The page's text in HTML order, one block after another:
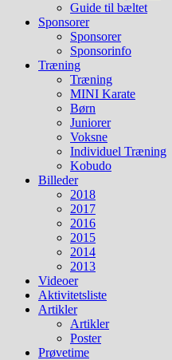
Guide til bæltet
Sponsorer
Sponsorer
Sponsorinfo
Træning
Træning
MINI Karate
Børn
Juniorer
Voksne
Individuel Træning
Kobudo
Billeder
2018
2017
2016
2015
2014
2013
Videoer
Aktivitetsliste
Artikler
Artikler
Poster
Prøvetime